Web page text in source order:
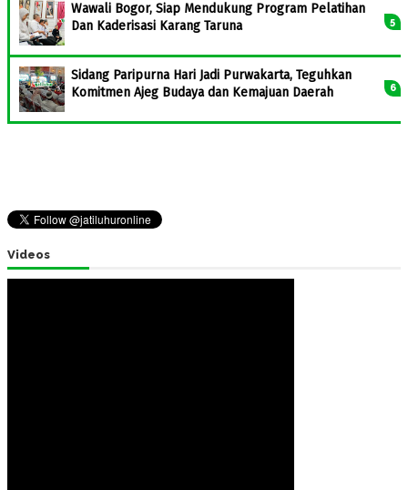
Wawali Bogor, Siap Mendukung Program Pelatihan
Dan Kaderisasi Karang Taruna
Sidang Paripurna Hari Jadi Purwakarta, Teguhkan
Komitmen Ajeg Budaya dan Kemajuan Daerah
Videos